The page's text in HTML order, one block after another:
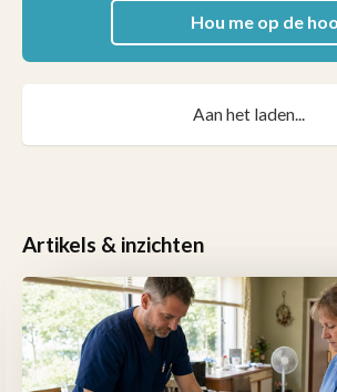
Hou me op de
Aan het laden...
Artikels & inzichten